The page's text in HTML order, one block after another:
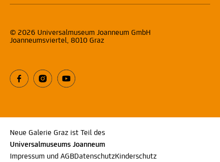
© 2026 Universalmuseum Joanneum GmbH
Joanneumsviertel, 8010 Graz
Neue Galerie Graz ist Teil des
Universalmuseums Joanneum
Impressum und AGBDatenschutzKinderschutz